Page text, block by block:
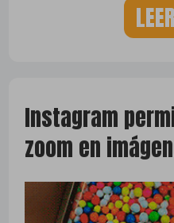
Instagram
zoom en